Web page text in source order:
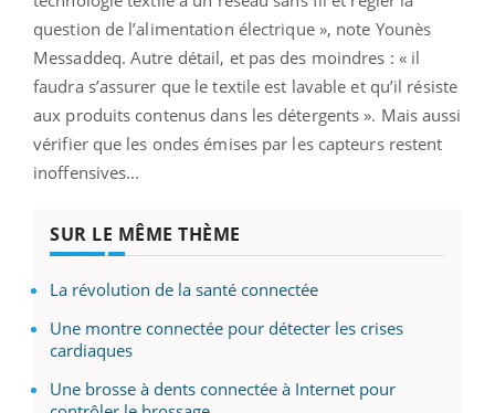
question de l’alimentation électrique », note Younès
Messaddeq. Autre détail, et pas des moindres : « il
faudra s’assurer que le textile est lavable et qu’il résiste
aux produits contenus dans les détergents ». Mais aussi
vérifier que les ondes émises par les capteurs restent
inoffensives...
SUR LE MÊME THÈME
La révolution de la santé connectée
Une montre connectée pour détecter les crises
cardiaques
Une brosse à dents connectée à Internet pour